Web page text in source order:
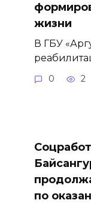
жизни
В ГБУ
0 2
по